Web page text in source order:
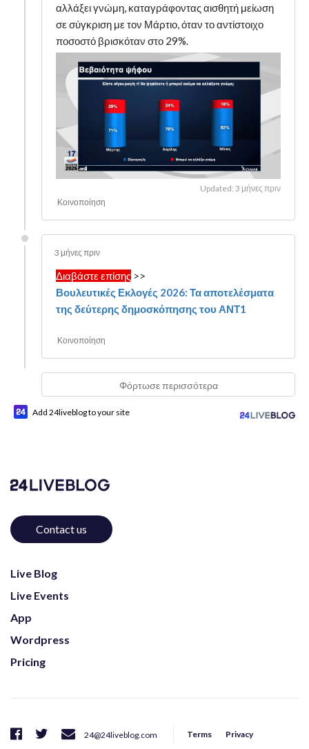
αλλάξει γνώμη, καταγράφοντας αισθητή μείωση
σε σύγκριση με τον Μάρτιο, όταν το αντίστοιχο
ποσοστό βρισκόταν στο 29%.
Updated: 3 μήνες πριν
Κοινοποίηση
3 μήνες πριν
Διαβάστε επίσης >>
Βουλευτικές Εκλογές 2026: Τα αποτελέσματα
της δεύτερης δημοσκόπησης του ΑΝΤ1
Κοινοποίηση
Φόρτωσε περισσότερα
Add 24liveblog to your site
Contact us
Live Blog
Live Events
App
Wordpress
Pricing
24@24liveblog.com Terms Privacy